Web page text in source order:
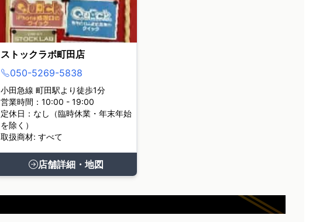
ストックラボ町田店
050-5269-5838
小田急線 町田駅より徒歩1分
営業時間：10:00 - 19:00
定休日：なし（臨時休業・年末年始
を除く）
取扱商材: すべて
店舗詳細・地図